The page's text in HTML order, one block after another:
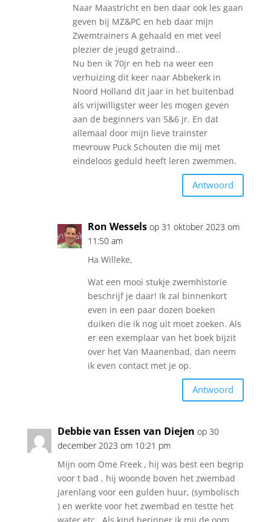
Naar Maastricht en ben daar ook les gaan
geven bij MZ&PC en heb daar mijn
Zwemtrainers A gehaald en met veel
plezier de jeugd getraind..
Nu ben ik 70jr en heb na weer een
verhuizing dit keer naar Abbekerk in
Noord Holland dit jaar in het buitenbad
als vrijwilligster weer les mogen geven
aan de beginners van 5&6 jr. En dat
allemaal door mijn lieve trainster
mevrouw Puck Schouten die mij met
eindeloos geduld heeft leren zwemmen.
Antwoord
Ron Wessels op 31 oktober 2023 om
11:50 am
Ha Willeke,
Wat een mooi stukje zwemhistorie
beschrijf je daar! Ik zal binnenkort
even in een paar dozen boeken
duiken die ik nog uit moet zoeken. Als
er een exemplaar van het boek bijzit
over het Van Maanenbad, dan neem
ik even contact met je op.
Antwoord
Debbie van Essen van Diejen op 30
december 2023 om 10:21 pm
Mijn oom Ome Freek , hij was best een begrip
voor t bad , hij woonde boven het zwembad
jarenlang voor een gulden huur, (symbolisch
) en werkte voor het zwembad en testte het
water etc . Als kind herinner ik mij de oom